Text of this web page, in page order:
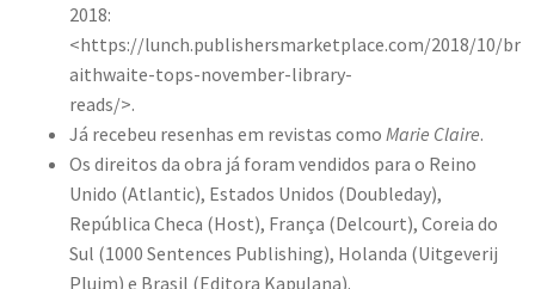
2018:
<https://lunch.publishersmarketplace.com/2018/10/br
aithwaite-tops-november-library-
reads/>.
Já recebeu resenhas em revistas como Marie Claire.
Os direitos da obra já foram vendidos para o Reino
Unido (Atlantic), Estados Unidos (Doubleday),
República Checa (Host), França (Delcourt), Coreia do
Sul (1000 Sentences Publishing), Holanda (Uitgeverij
Plujm) e Brasil (Editora Kapulana).